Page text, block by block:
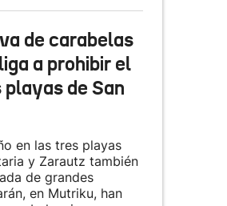
de carabelas
a prohibir el
de San
en las tres playas
y Zarautz también
de grandes
en Mutriku, han